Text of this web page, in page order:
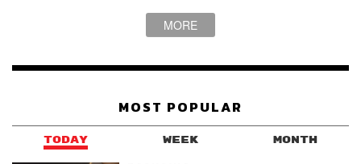
จากทั้งหมด 2 กระบอก อยู่ที่พิพิธภัณฑ์ปืนใหญ่หลวง (Royal
Artillery Museum) เมืองลาร์กฮิลล์ ประเทศอังกฤษ ส่วนอีก
เยอรมนี
สำหรับข้อมูลที่น่าสนใจก็คือ เมื่อครั้งปฏิวัติฝรั่งเศส ในปี ค.ศ.
1789 ประชาชนชาวฝรั่งเศสได้นำปืนใหญ่ทั้ง 2 กระบอก จาก
คลังแสงของพระราชวังแองวาลิดนำไปยิงป้อมบาสตีย์จริง
MORE
MOST POPULAR
TODAY WEEK MONTH